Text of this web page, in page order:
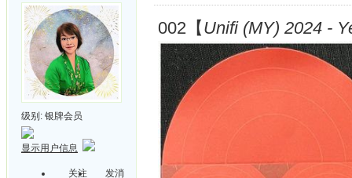
级别: 银牌会员
显示用户信息
关注 发消
002【Unifi (MY) 2024 -